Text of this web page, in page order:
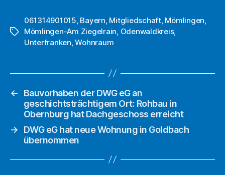
Schlagwörter
061314901015, Bayern, Mitgliedschaft, Mömlingen,
Mömlingen-Am Ziegelrain, Odenwaldkreis,
Unterfranken,Wohnraum
←
Bauvorhaben der DWG eG an
geschichtsträchtigem Ort: Rohbau in
Obernburg hat Dachgeschoss erreicht
→
DWG eG hat neue Wohnung in Goldbach
übernommen